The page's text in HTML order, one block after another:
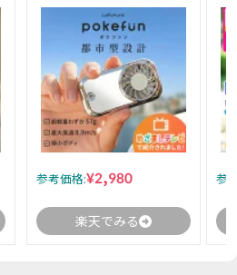
参考価格:¥2,980
楽天でみる
参